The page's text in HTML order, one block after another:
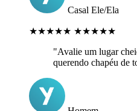
Casal Ele/Ela
★★★★★ ★★★★★
"Avalie um lugar
querendo chapéu de